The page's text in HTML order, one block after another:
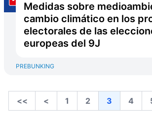
Medidas sobre
cambio climático en los
electorales de las
europeas del 9J
PREBUNKING
<< < 1 2 3 4